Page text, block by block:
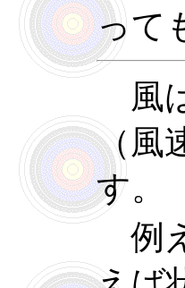
って
風
（
す。
例